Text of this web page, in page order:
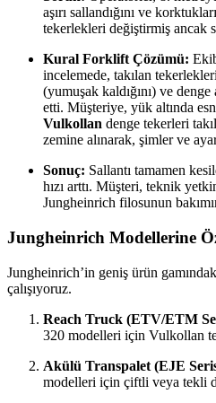
aşırı sallandığını ve
tekerlekleri değiştirmiş ancak
Kural Forklift Çözümü:
incelemede, takılan
(yumuşak kaldığını) ve denge
etti. Müşteriye, yük altında
Vulkollan denge tekerleri
zemine alınarak, şimler ve
Sonuç: Sallantı tamamen
hızı arttı. Müşteri, teknik
Jungheinrich filosunun
Jungheinrich Modellerine
Jungheinrich’in geniş ürün
çalışıyoruz.
Reach Truck (ETV/ETM
320 modelleri için Vulkollan
Akülü Transpalet (EJE
modelleri için çiftli veya tekli